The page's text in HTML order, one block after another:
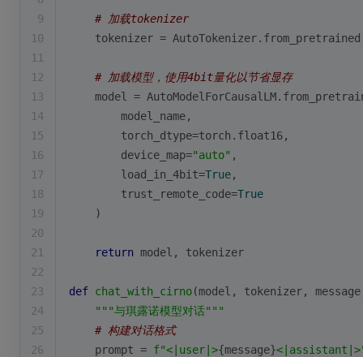
9
# 加载tokenizer
10
tokenizer =
11
12
# 加载模型，使用4bit量化以节省显存
13
model =
14
        model_name,
15
        torch_dtype=torch.float16,
16
        device_map=
"auto" ,
17
        load_in_4bit=
True,
18
        trust_remote_code=
True
19
    )
20
21
return model, tokenizer
22
23
def chat_with_cirno(model, tokenizer,
24
"""与琪露诺模型对话"""
25
# 构建对话格式
26
    prompt =
f"<|user|>{message}